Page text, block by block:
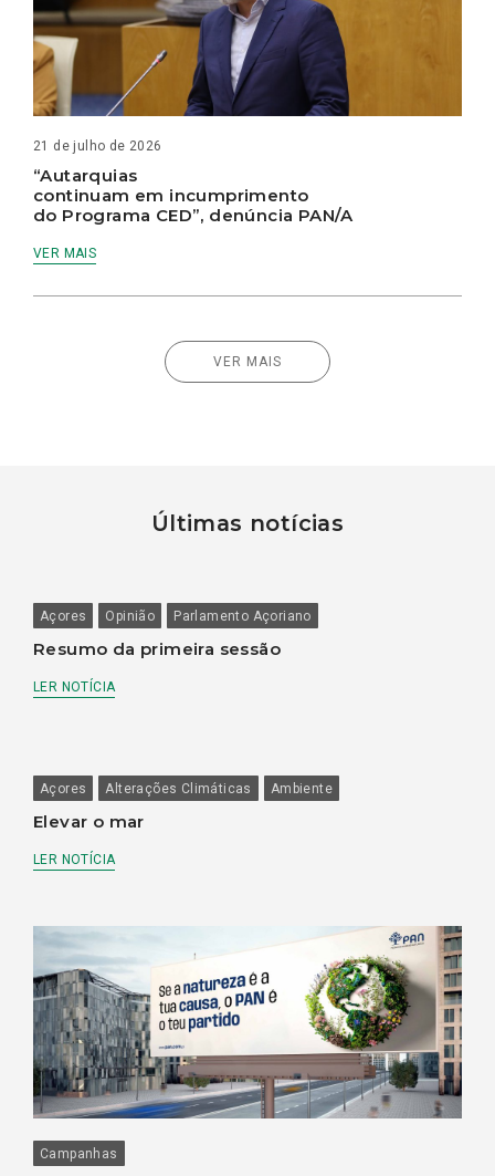
21 de julho de 2026
“Autarquias
continuam em incumprimento
do Programa CED”, denúncia PAN/A
VER MAIS
VER MAIS
Últimas notícias
Açores Opinião Parlamento Açoriano
Resumo da primeira sessão
LER NOTÍCIA
Açores Alterações Climáticas Ambiente
Elevar o mar
LER NOTÍCIA
Campanhas